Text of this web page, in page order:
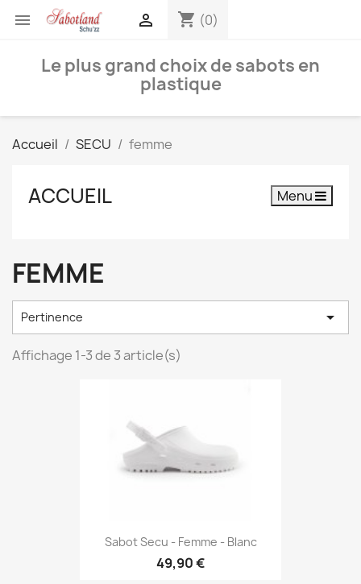
 shopping_cart (0)

Le plus grand choix de sabots en
plastique
Accueil SECU femme
ACCUEIL Menu
FEMME
Pertinence 
Affichage 1-3 de 3 article(s)
Sabot Secu - Femme - Blanc
49,90 €